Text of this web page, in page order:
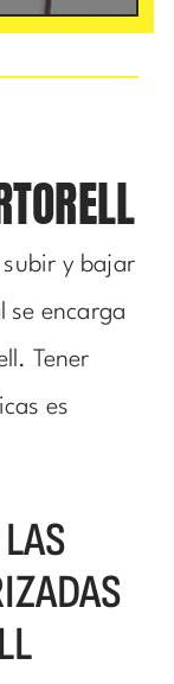
subir y bajar
se encarga
Tener
es